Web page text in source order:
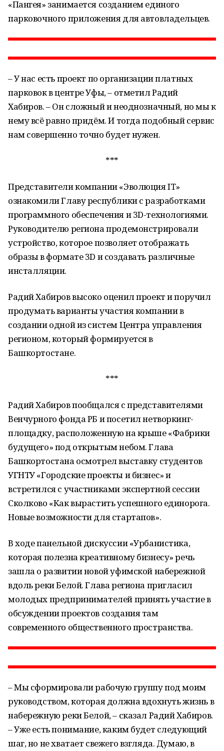
«Пангея» занимается созданием единого
парковочного приложения для автовладельцев.
– У нас есть проект по организации платных
парковок в центре Уфы, – отметил Радий
Хабиров. – Он сложный и неоднозначный, но мы к
нему всё равно придём. И тогда подобный сервис
нам совершенно точно будет нужен.
***
Представители компании «Эволюция IT»
ознакомили Главу республики с разработками
программного обеспечения и 3D-технологиями.
Руководителю региона продемонстрировали
устройство, которое позволяет отображать
образы в формате 3D и создавать различные
инсталляции.
Радий Хабиров высоко оценил проект и поручил
продумать варианты участия компании в
создании одной из систем Центра управления
регионом, который формируется в
Башкортостане.
***
Радий Хабиров пообщался с представителями
Венчурного фонда РБ и посетил нетворкинг-
площадку, расположенную на крыше «Фабрики
будущего» под открытым небом. Глава
Башкортостана осмотрел выставку студентов
УГНТУ «Городские проекты и бизнес» и
встретился с участниками экспертной сессии
Сколково «Как вырастить успешного единорога.
Новые возможности для стартапов».
В ходе панельной дискуссии «Урбанистика,
которая полезна креативному бизнесу» речь
зашла о развитии новой уфимской набережной
вдоль реки Белой. Глава региона пригласил
молодых предпринимателей принять участие в
обсуждении проектов создания там
современного общественного пространства.
– Мы сформировали рабочую группу под моим
руководством, которая должна вдохнуть жизнь в
набережную реки Белой, – сказал Радий Хабиров.
– Уже есть понимание, каким будет следующий
шаг, но не хватает свежего взгляда. Думаю, в